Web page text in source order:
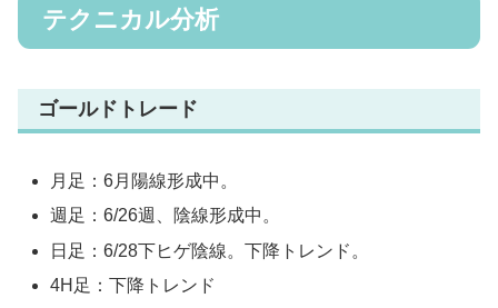
テクニカル分析
ゴールドトレード
月足：6月陽線形成中。
週足：6/26週、陰線形成中。
日足：6/28下ヒゲ陰線。下降トレンド。
4H足：下降トレンド